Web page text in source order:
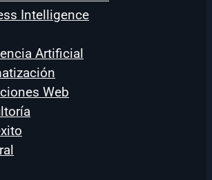
Intelligence
Artificial
Web